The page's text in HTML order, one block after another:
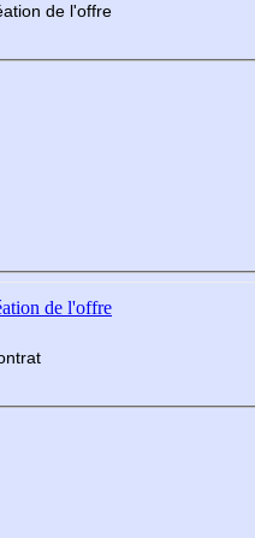
de l'offre
de l'offre